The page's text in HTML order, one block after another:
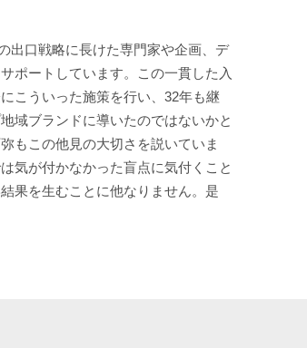
出口戦略に長けた専門家や企画、デ
ポートしています。この一貫した入
こういった施策を行い、32年も継
域ブランドに導いたのではないかと
もこの他見の大切さを説いていま
気が付かなかった盲点に気付くこと
果を生むことに他なりません。是